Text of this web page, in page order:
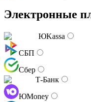
Электронные
ЮKassa
СБП
Сбер
Т-Банк
ЮMoney